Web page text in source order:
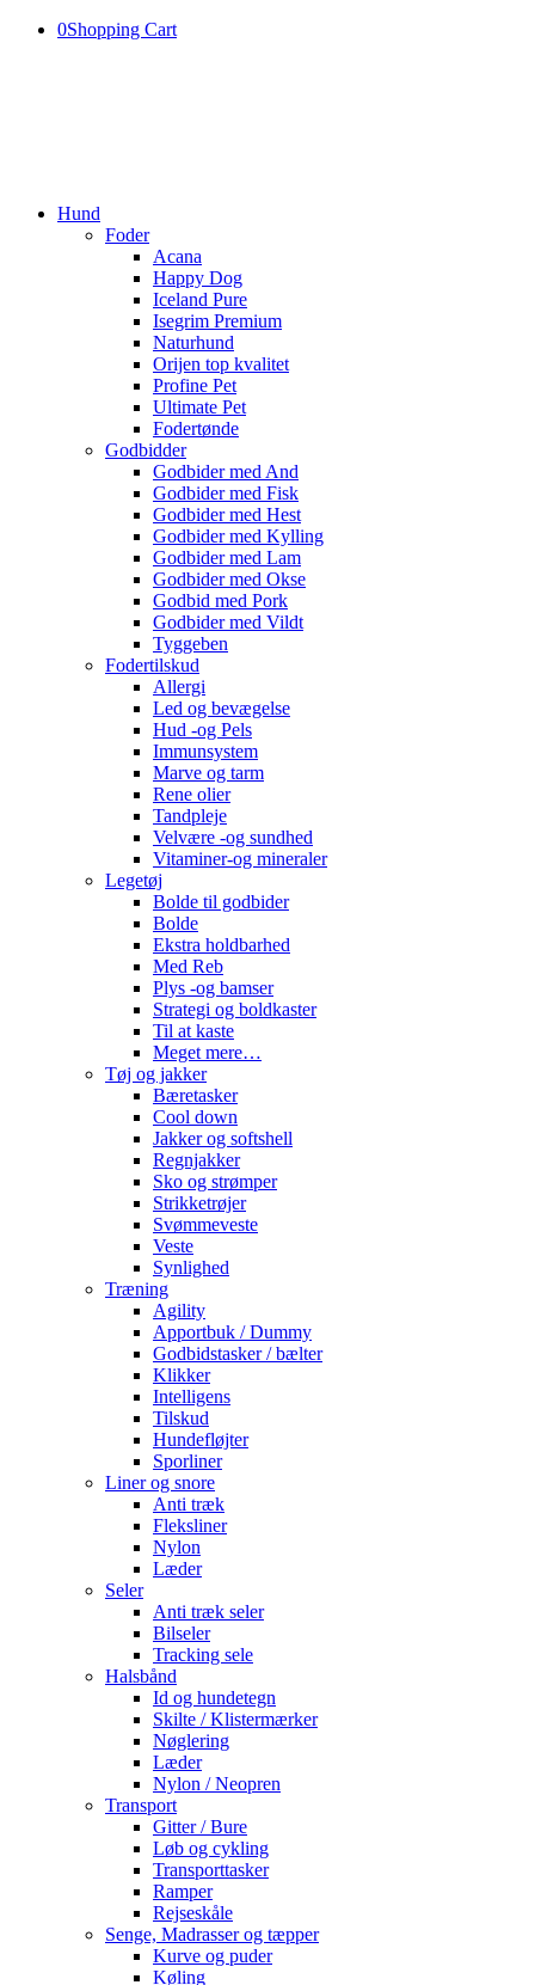
0Shopping Cart
Hund
Foder
Acana
Happy Dog
Iceland Pure
Isegrim Premium
Naturhund
Orijen top kvalitet
Profine Pet
Ultimate Pet
Fodertønde
Godbidder
Godbider med And
Godbider med Fisk
Godbider med Hest
Godbider med Kylling
Godbider med Lam
Godbider med Okse
Godbid med Pork
Godbider med Vildt
Tyggeben
Fodertilskud
Allergi
Led og bevægelse
Hud -og Pels
Immunsystem
Marve og tarm
Rene olier
Tandpleje
Velvære -og sundhed
Vitaminer-og mineraler
Legetøj
Bolde til godbider
Bolde
Ekstra holdbarhed
Med Reb
Plys -og bamser
Strategi og boldkaster
Til at kaste
Meget mere…
Tøj og jakker
Bæretasker
Cool down
Jakker og softshell
Regnjakker
Sko og strømper
Strikketrøjer
Svømmeveste
Veste
Synlighed
Træning
Agility
Apportbuk / Dummy
Godbidstasker / bælter
Klikker
Intelligens
Tilskud
Hundefløjter
Sporliner
Liner og snore
Anti træk
Fleksliner
Nylon
Læder
Seler
Anti træk seler
Bilseler
Tracking sele
Halsbånd
Id og hundetegn
Skilte / Klistermærker
Nøglering
Læder
Nylon / Neopren
Transport
Gitter / Bure
Løb og cykling
Transporttasker
Ramper
Rejseskåle
Senge, Madrasser og tæpper
Kurve og puder
Køling